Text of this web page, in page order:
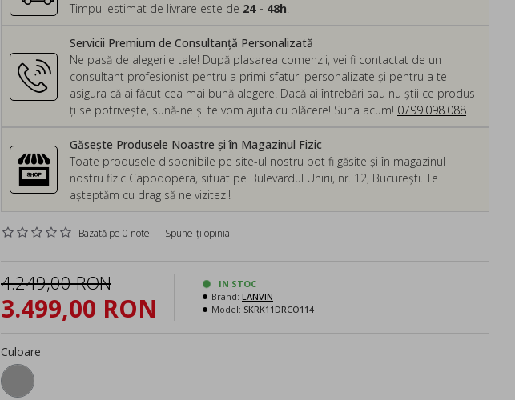
Servicii Premium de Consultanță Personalizată
Ne pasă de alegerile tale! După plasarea comenzii, vei fi contactat de un
consultant profesionist pentru a primi sfaturi personalizate și pentru a te
asigura că ai făcut cea mai bună alegere. Dacă ai întrebări sau nu știi ce produs
ți se potrivește, sună-ne și te vom ajuta cu plăcere! Suna acum! 0799.098.088
Timpul estimat de livrare este de 24 - 48h.
Găsește Produsele Noastre și în Magazinul Fizic
Toate produsele disponibile pe site-ul nostru pot fi găsite și în magazinul
nostru fizic Capodopera, situat pe Bulevardul Unirii, nr. 12, București. Te
așteptăm cu drag să ne vizitezi!
Bazată pe 0 note. - Spune-ţi opinia
3.499,00 RON
4.249,00 RON
IN STOC
Brand: LANVIN
Model: SKRK11DRCO114
Culoare